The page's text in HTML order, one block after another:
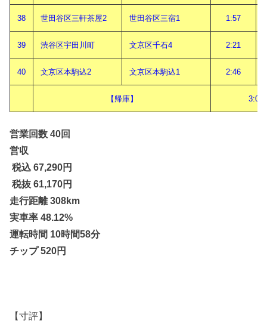
38 世田谷区三軒茶屋2 世田谷区三宿1 1:57
39 渋谷区宇田川町 文京区千石4 2:21
40 文京区本駒込2 文京区本駒込1 2:46
【帰庫】 3:06
営業回数 40回
営収
税込 67,290円
税抜 61,170円
走行距離 308km
実車率 48.12%
運転時間 10時間58分
チップ 520円
【寸評】